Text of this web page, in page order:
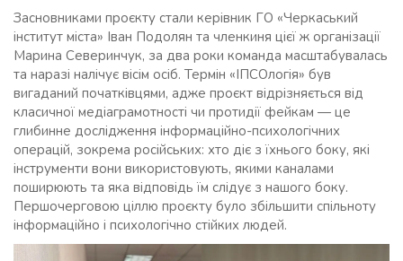
Засновниками проєкту стали керівник ГО «Черкаський
інститут міста» Іван Подолян та членкиня цієї ж організації
Марина Северинчук, за два роки команда масштабувалась
та наразі налічує вісім осіб. Термін «ІПСОлогія» був
вигаданий початківцями, адже проєкт відрізняється від
класичної медіаграмотності чи протидії фейкам — це
глибинне дослідження інформаційно-психологічних
операцій, зокрема російських: хто діє з їхнього боку, які
інструменти вони використовують, якими каналами
поширюють та яка відповідь їм слідує з нашого боку.
Першочерговою ціллю проєкту було збільшити спільноту
інформаційно і психологічно стійких людей.